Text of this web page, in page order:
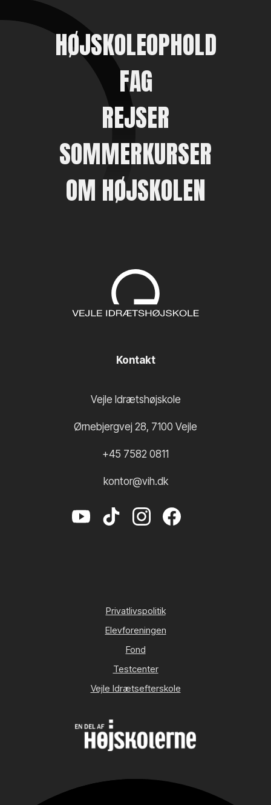
Kontakt
Vejle Idrætshøjskole
Ørnebjergvej 28, 7100 Vejle
+45 7582 0811
kontor@vih.dk
HØJSKOLEOPHOLD
FAG
REJSER
SOMMERKURSER
OM HØJSKOLEN
Privatlivspolitik
Elevforeningen
Fond
Testcenter
Vejle Idrætsefterskole